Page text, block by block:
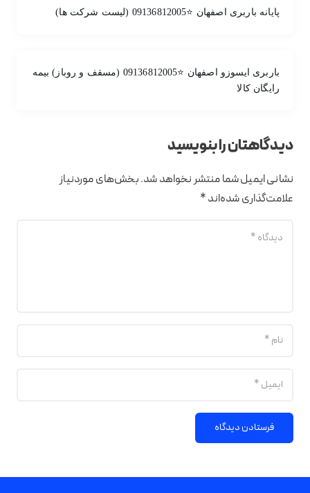
پایانه باربری اصفهان ⭐09136812005 (لیست شرکت ها)
باربری ایسوزو اصفهان ⭐09136812005 (مسقف و روباز) بیمه
رایگان کالا
دیدگاهتان را بنویسید
نشانی ایمیل شما منتشر نخواهد شد.بخش‌های موردنیاز
علامت‌گذاری شده‌اند*
فرستادن دیدگاه